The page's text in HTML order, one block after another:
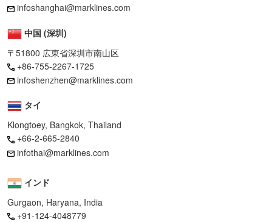
infoshanghai@marklines.com
中国 (深圳)
〒51800 広東省深圳市南山区
+86-755-2267-1725
infoshenzhen@marklines.com
タイ
Klongtoey, Bangkok, Thailand
+66-2-665-2840
infothai@marklines.com
インド
Gurgaon, Haryana, India
+91-124-4048779